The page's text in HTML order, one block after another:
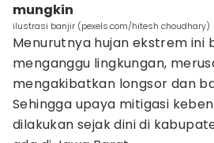
mungkin
ilustrasi banjir (pexels.com/hitesh choudhary)
Menurutnya hujan ekstrem ini
menganggu lingkungan,
mengakibatkan longsor dan
Sehingga upaya mitigasi
dilakukan sejak dini di